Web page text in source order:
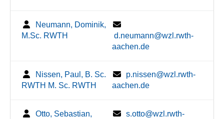
Neumann, Dominik,
M.Sc. RWTH
d.neumann@wzl.rwth-
aachen.de
Nissen, Paul, B. Sc.
RWTH M. Sc. RWTH
p.nissen@wzl.rwth-
aachen.de
Otto, Sebastian,
s.otto@wzl.rwth-